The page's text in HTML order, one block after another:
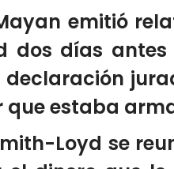
emitió
dos días
declaración
que estaba
Loyd se